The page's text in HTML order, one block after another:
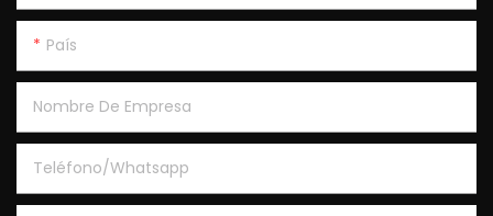
País
Nombre De Empresa
Teléfono/Whatsapp